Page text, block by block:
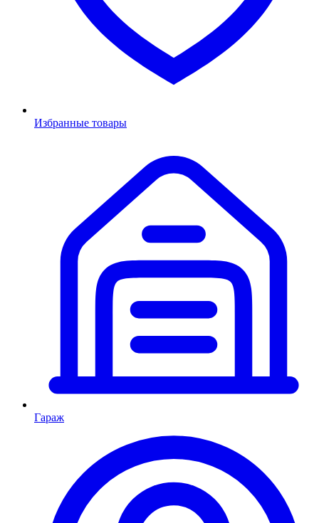
Избранные товары
Гараж